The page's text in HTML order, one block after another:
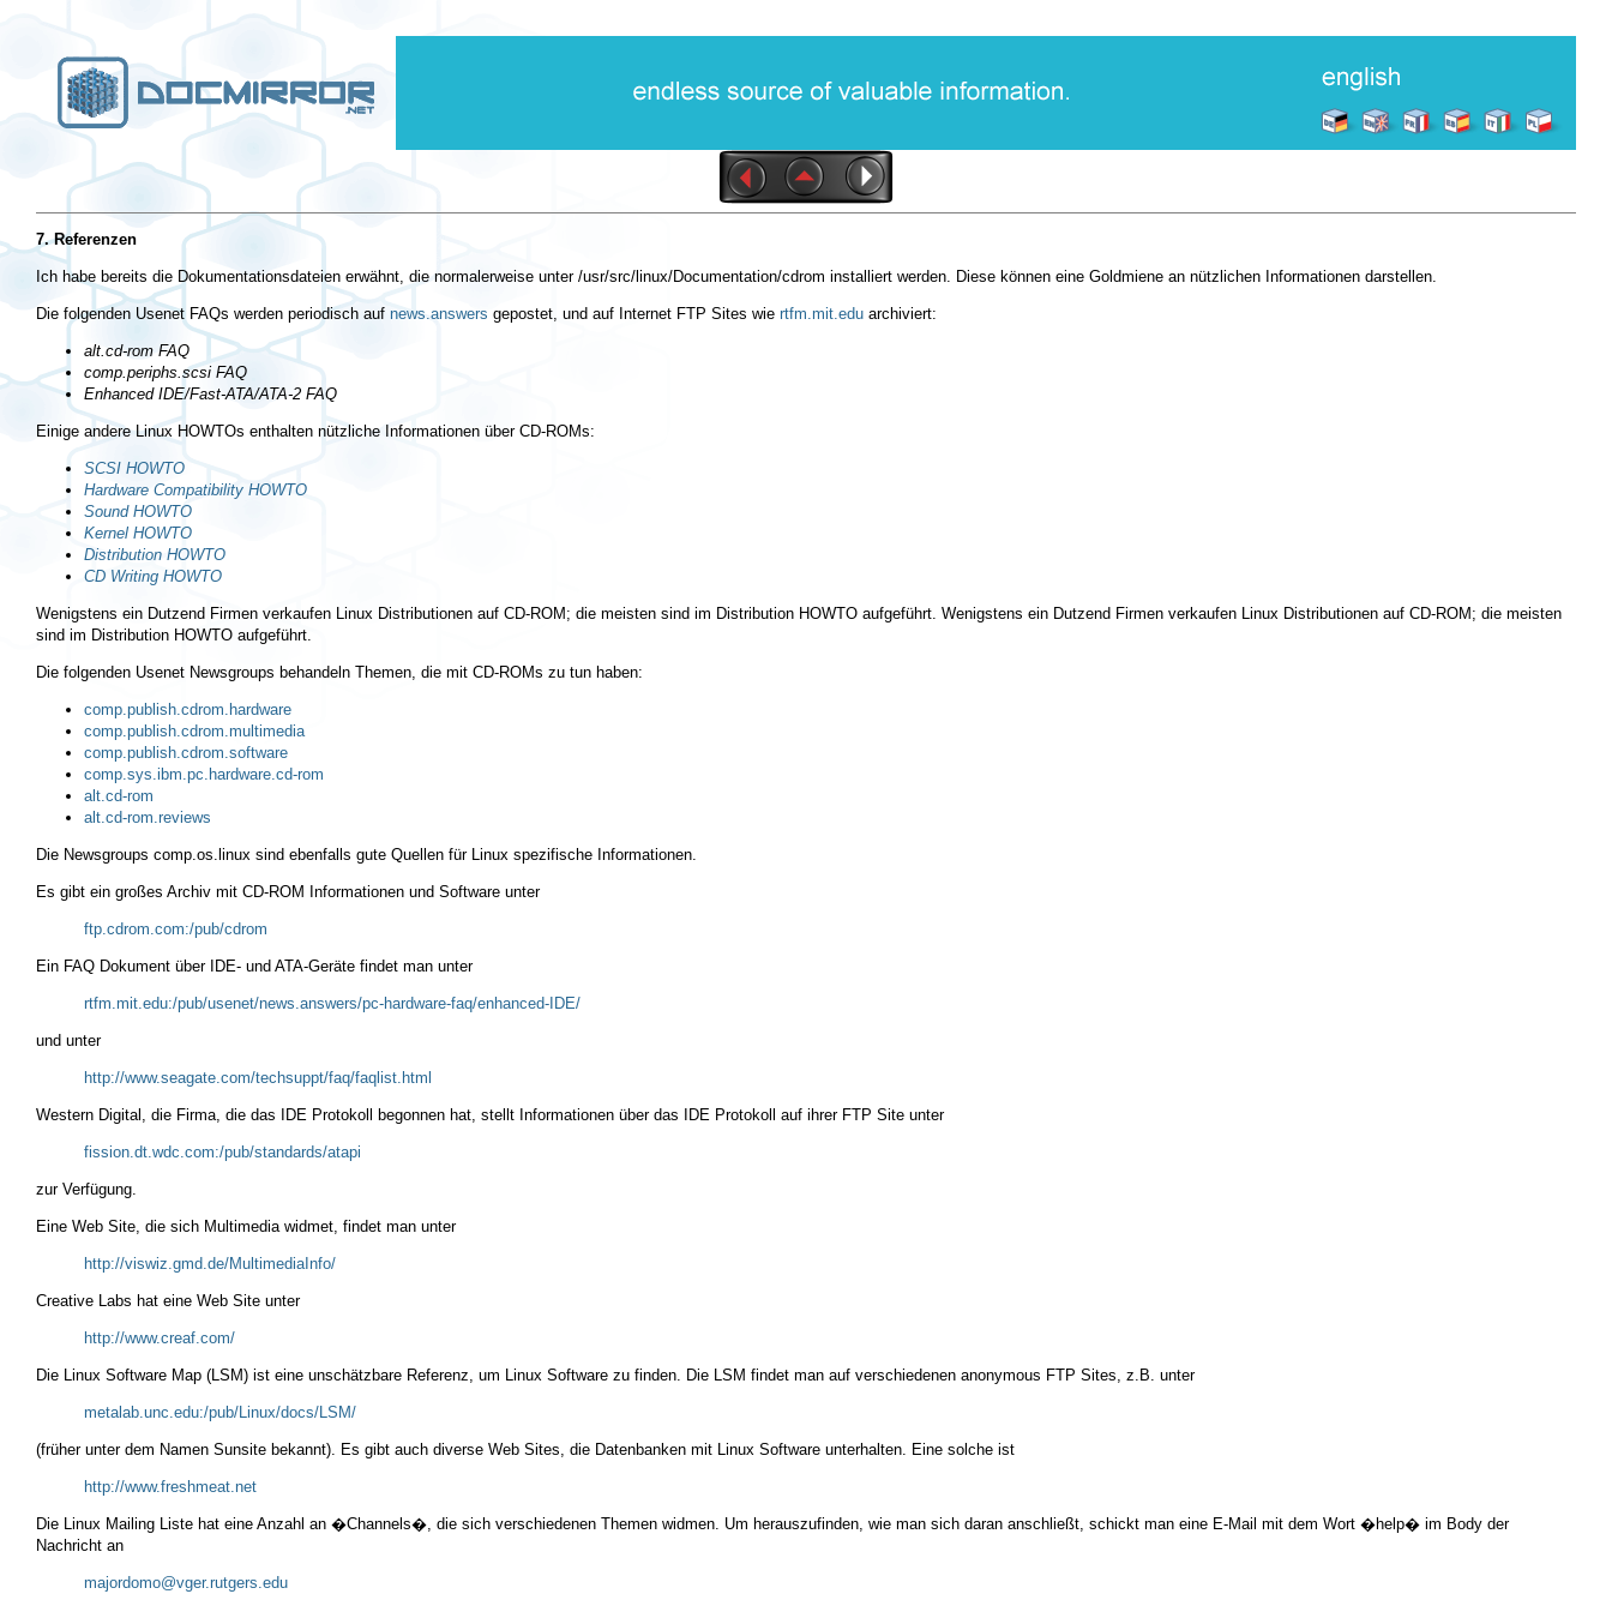
7. Referenzen
Ich habe bereits die Dokumentationsdateien erwähnt, die normalerweise unter /usr/src/linux/Documentation/cdrom installiert werden. Diese können eine Goldmiene an nützlichen Informationen darstellen.
Die folgenden Usenet FAQs werden periodisch auf news.answers gepostet, und auf Internet FTP Sites wie rtfm.mit.edu archiviert:
alt.cd-rom FAQ
comp.periphs.scsi FAQ
Enhanced IDE/Fast-ATA/ATA-2 FAQ
Einige andere Linux HOWTOs enthalten nützliche Informationen über CD-ROMs:
SCSI HOWTO
Hardware Compatibility HOWTO
Sound HOWTO
Kernel HOWTO
Distribution HOWTO
CD Writing HOWTO
Wenigstens ein Dutzend Firmen verkaufen Linux Distributionen auf CD-ROM; die meisten sind im Distribution HOWTO aufgeführt. Wenigstens ein Dutzend Firmen verkaufen Linux Distributionen auf CD-ROM; die meisten
sind im Distribution HOWTO aufgeführt.
Die folgenden Usenet Newsgroups behandeln Themen, die mit CD-ROMs zu tun haben:
comp.publish.cdrom.hardware
comp.publish.cdrom.multimedia
comp.publish.cdrom.software
comp.sys.ibm.pc.hardware.cd-rom
alt.cd-rom
alt.cd-rom.reviews
Die Newsgroups comp.os.linux sind ebenfalls gute Quellen für Linux spezifische Informationen.
Es gibt ein großes Archiv mit CD-ROM Informationen und Software unter
ftp.cdrom.com:/pub/cdrom
Ein FAQ Dokument über IDE- und ATA-Geräte findet man unter
rtfm.mit.edu:/pub/usenet/news.answers/pc-hardware-faq/enhanced-IDE/
und unter
http://www.seagate.com/techsuppt/faq/faqlist.html
Western Digital, die Firma, die das IDE Protokoll begonnen hat, stellt Informationen über das IDE Protokoll auf ihrer FTP Site unter
fission.dt.wdc.com:/pub/standards/atapi
zur Verfügung.
Eine Web Site, die sich Multimedia widmet, findet man unter
http://viswiz.gmd.de/MultimediaInfo/
Creative Labs hat eine Web Site unter
http://www.creaf.com/
Die Linux Software Map (LSM) ist eine unschätzbare Referenz, um Linux Software zu finden. Die LSM findet man auf verschiedenen anonymous FTP Sites, z.B. unter
metalab.unc.edu:/pub/Linux/docs/LSM/
(früher unter dem Namen Sunsite bekannt). Es gibt auch diverse Web Sites, die Datenbanken mit Linux Software unterhalten. Eine solche ist
http://www.freshmeat.net
Die Linux Mailing Liste hat eine Anzahl an �Channels�, die sich verschiedenen Themen widmen. Um herauszufinden, wie man sich daran anschließt, schickt man eine E-Mail mit dem Wort �help� im Body der
Nachricht an
majordomo@vger.rutgers.edu